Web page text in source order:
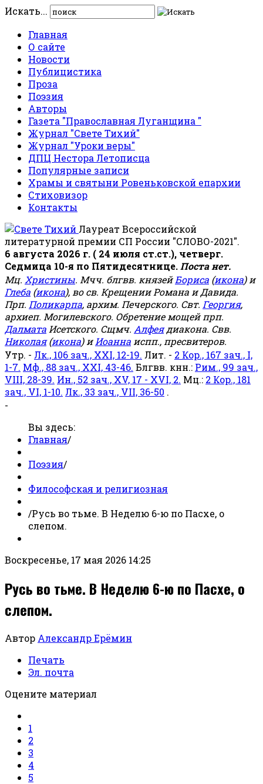
Искать...
Главная
О сайте
Новости
Публицистика
Проза
Поэзия
Авторы
Газета "Православная Луганщина "
Журнал "Свете Тихий"
Журнал "Уроки веры"
ДПЦ Нестора Летописца
Популярные записи
Храмы и святыни Ровеньковской епархии
Стиховизор
Контакты
Лауреат Всероссийской
литературной премии СП России "СЛОВО-2021".
6 августа 2026 г. ( 24 июля ст.ст.), четверг.
Седмица 10-я по Пятидесятнице. Поста нет.
Мц. Христины. Мчч. блгвв. князейБориса (икона) и
Глеба (икона), во св. Крещении Романа и Давида.
Прп. Поликарпа, архим. Печерского. Свт. Георгия,
архиеп. Могилевского. Обретение мощей прп.
Далмата Исетского. Сщмч. Алфеядиакона. Свв.
Николая(икона) иИоанна испп., пресвитеров.
Утр. - Лк., 106 зач., XXI, 12-19. Лит. - 2 Кор., 167 зач., I,
1-7. Мф., 88 зач., XXI, 43-46. Блгвв. кнн.: Рим., 99 зач.,
VIII, 28-39. Ин., 52 зач., XV, 17 - XVI, 2. Мц.: 2 Кор., 181
зач., VI, 1-10. Лк., 33 зач., VII, 36-50 .
-
Вы здесь:
Главная/
Поэзия/
Философская и религиозная
/Русь во тьме. В Неделю 6-ю по Пасхе, о
слепом.
Воскресенье, 17 мая 2026 14:25
Русь во тьме. В Неделю 6-ю по Пасхе, о
слепом.
Автор Александр Ерёмин
Печать
Эл. почта
Оцените материал
1
2
3
4
5